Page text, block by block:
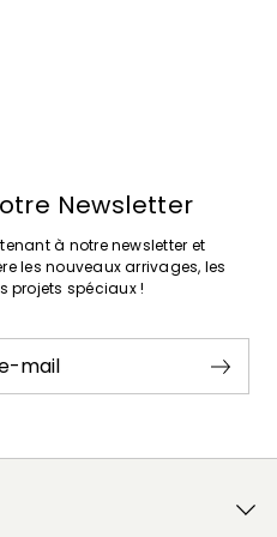
Newsletter
à notre newsletter et
les nouveaux arrivages, les
projets spéciaux !
mail